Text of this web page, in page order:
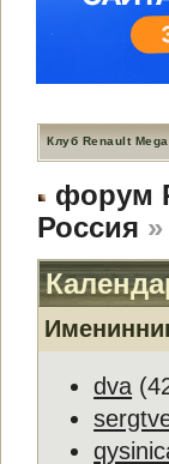
Клуб Renault
форум
Россия »
dva